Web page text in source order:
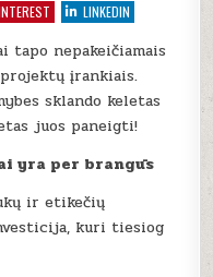
DAŽNIAUSIUS
MITUS
LINKEDIN
tapo nepakeičiamais
įrankiais.
sklando keletas
juos paneigti!
yra per brangūs
ir etikečių
kuri tiesiog